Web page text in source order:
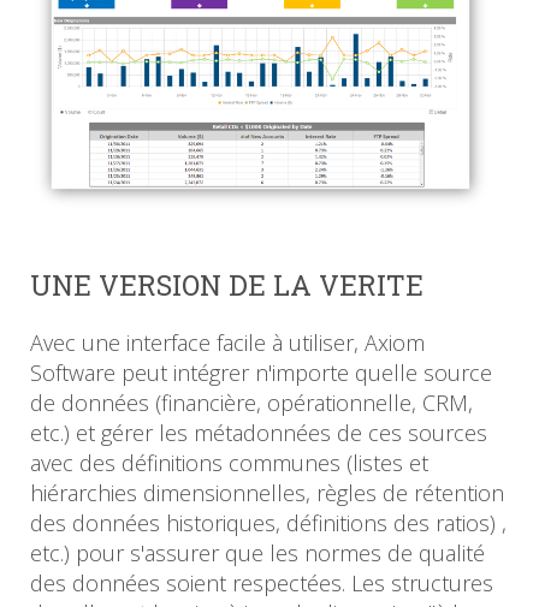
UNE VERSION DE LA VERITE
Avec une interface facile à utiliser, Axiom
Software peut intégrer n'importe quelle source
de données (financière, opérationnelle, CRM,
etc.) et gérer les métadonnées de ces sources
avec des définitions communes (listes et
hiérarchies dimensionnelles, règles de rétention
des données historiques, définitions des ratios) ,
etc.) pour s'assurer que les normes de qualité
des données soient respectées. Les structures